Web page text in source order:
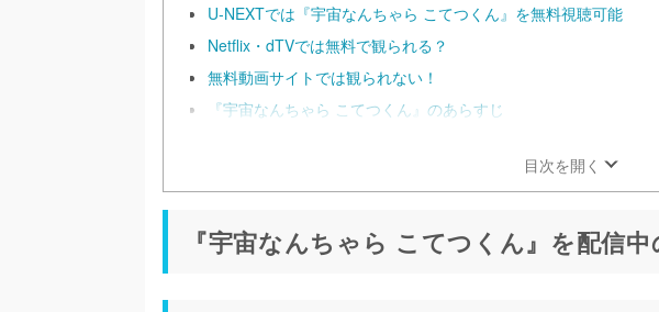
U-NEXTでは『宇宙なんちゃら こてつくん』を無料視聴可能
Netflix・dTVでは無料で観られる？
無料動画サイトでは観られない！
『宇宙なんちゃら こてつくん』のあらすじ
目次を開く
『宇宙なんちゃら こてつくん』を配信